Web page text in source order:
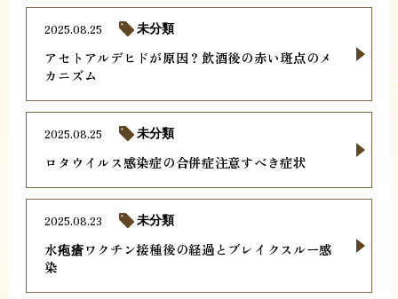
アセトアルデヒドが原因？飲酒後の赤い斑点のメ
カニズム
2025.08.25 未分類
ロタウイルス感染症の合併症注意すべき症状
2025.08.25 未分類
水疱瘡ワクチン接種後の経過とブレイクスルー感
染
2025.08.23 未分類